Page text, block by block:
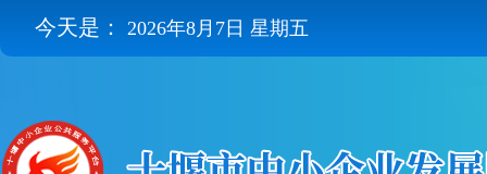
今天是： 2026年8月7日 星期五